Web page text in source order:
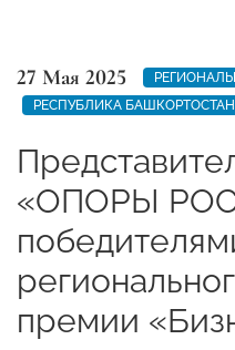
27 Мая 2025
РЕСПУБЛИКА БАШКОРТОСТАН
«ОПОРЫ
премии